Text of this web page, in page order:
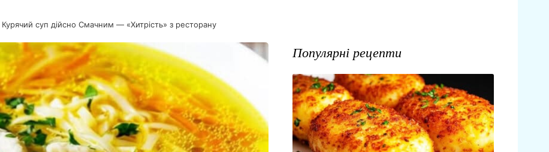
суп дійсно Смачним — «Хитрість» з ресторану
Популярні рецепти